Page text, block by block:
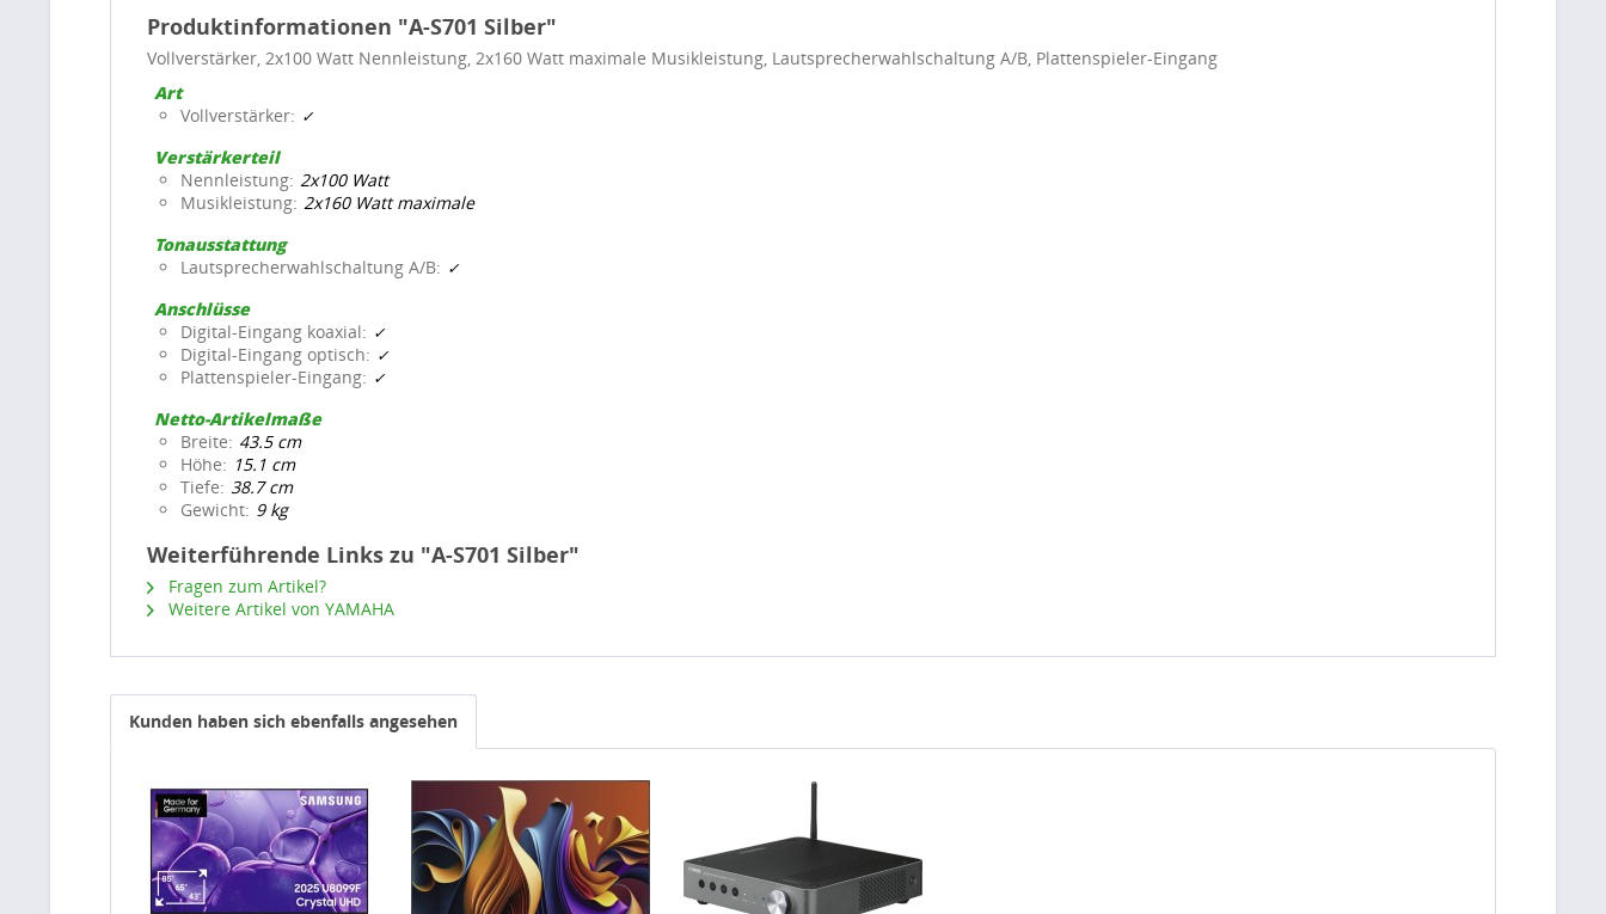
Produktinformationen "A-S701 Silber"
Vollverstärker, 2x100 Watt Nennleistung, 2x160 Watt maximale Musikleistung, Lautsprecherwahlschaltung A/B, Plattenspieler-Eingang
Art
Vollverstärker
Verstärkerteil
Nennleistung 2x100 Watt
Musikleistung 2x160 Watt maximale
Tonausstattung
Lautsprecherwahlschaltung A/B
Anschlüsse
Digital-Eingang koaxial
Digital-Eingang optisch
Plattenspieler-Eingang
Netto-Artikelmaße
Breite 43.5 cm
Höhe
15.1 cm
Tiefe 38.7 cm
Gewicht 9 kg
Weiterführende Links zu "A-S701 Silber"
Fragen zum Artikel?
Weitere Artikel von YAMAHA
Kunden haben sich ebenfalls angesehen